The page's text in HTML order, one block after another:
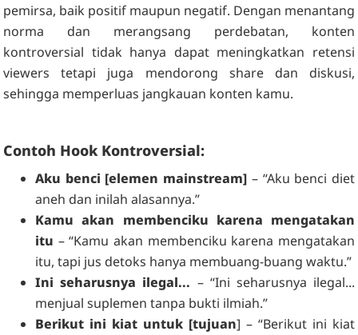
pemirsa, baik positif maupun negatif. Dengan menantang
norma dan merangsang perdebatan, konten
kontroversial tidak hanya dapat meningkatkan retensi
viewers tetapi juga mendorong share dan diskusi,
sehingga memperluas jangkauan konten kamu.
Contoh Hook Kontroversial:
Aku benci [elemen mainstream] – “Aku benci diet
aneh dan inilah alasannya.”
Kamu akan membenciku karena mengatakan
itu – “Kamu akan membenciku karena mengatakan
itu, tapi jus detoks hanya membuang-buang waktu.”
Ini seharusnya ilegal... – “Ini seharusnya ilegal...
menjual suplemen tanpa bukti ilmiah.”
Berikut ini kiat untuk [tujuan] – “Berikut ini kiat